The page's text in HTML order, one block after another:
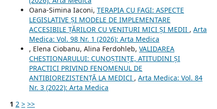
Oana-Simina Iaconi, TERAPIA CU FAGI: ASPECTE
LEGISLATIVE ȘI MODELE DE IMPLEMENTARE
ACCESIBILE ȚĂRILOR CU VENITURI MICI ȘI MEDII , Arta
Medica: Vol. 98 Nr. 1 (2026): Arta Medica
, Elena Ciobanu, Alina Ferdohleb, VALIDAREA
CHESTIONARULUI: CUNOȘTINȚE, ATITUDINI ȘI
PRACTICI PRIVIND FENOMENUL DE
ANTIBIOREZISTENȚĂ LA MEDICI , Arta Medica: Vol. 84
Nr. 3 (2022): Arta Medica
1 2 > >>